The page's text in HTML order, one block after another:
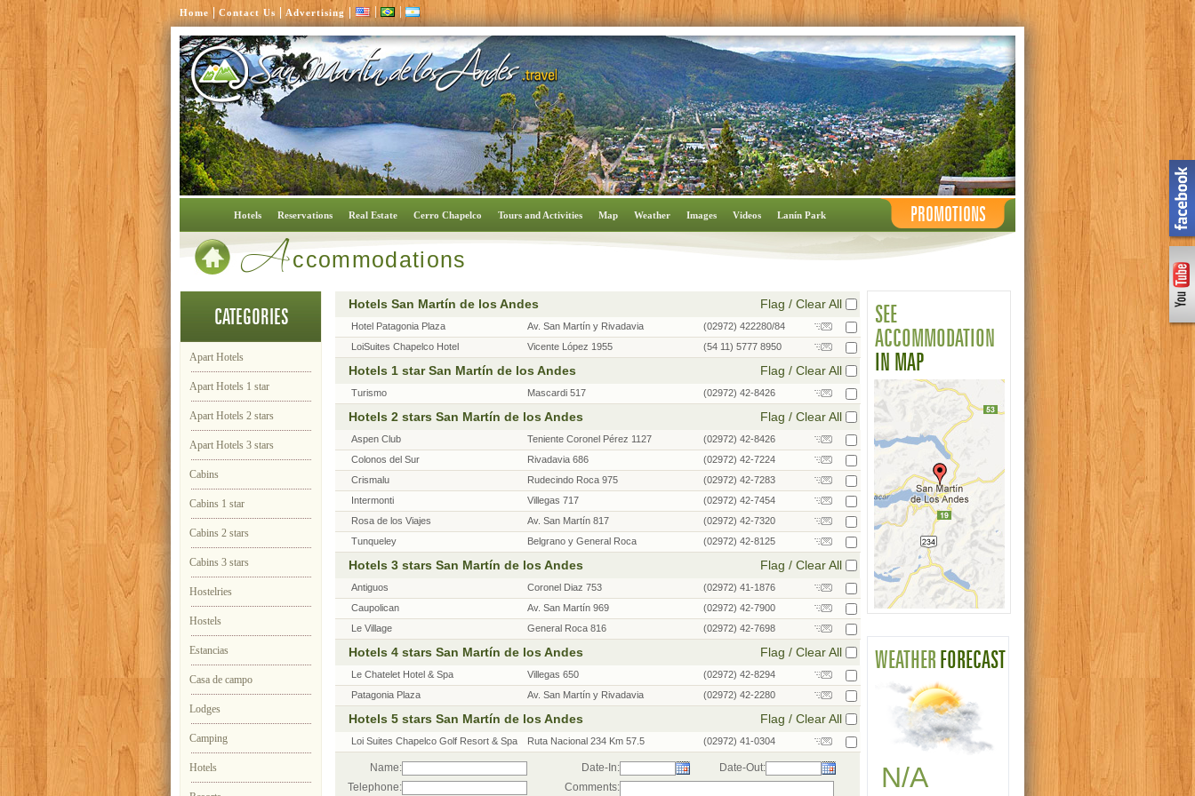
Home | Contact Us Advertising
Hotels Reservations Real Estate Cerro Chapelco Tours and Activities Map Weather Images Videos Lanín Park PROMOTIONS
Accommodations
CATEGORIES
Apart Hotels
Apart Hotels 1 star
Apart Hotels 2 stars
Apart Hotels 3 stars
Cabins
Cabins 1 star
Cabins 2 stars
Cabins 3 stars
Hostelries
Hostels
Estancias
Casa de campo
Lodges
Camping
Hotels
Hotels San Martín de los Andes Flag / Clear All
Hotel Patagonia Plaza Av. San Martín y Rivadavia
(02972) 422280/84
LoiSuites Chapelco Hotel
Vicente López 1955 (54 11) 5777 8950
Hotels 1 star San Martín de los Andes Flag / Clear All
Turismo Mascardi 517 (02972) 42-8426
Hotels 2 stars San Martín de los Andes Flag / Clear All
Aspen Club Teniente Coronel Pérez 1127
(02972) 42-8426
Colonos del Sur
Rivadavia 686
(02972) 42-7224
Crismalu
Rudecindo Roca 975
(02972) 42-7283
Intermonti
Villegas 717
(02972) 42-7454
Rosa de los Viajes
Av. San Martín 817
(02972) 42-7320
Tunqueley
Belgrano y General Roca (02972) 42-8125
Hotels 3 stars San Martín de los Andes Flag / Clear All
Antiguos Coronel Diaz 753
(02972) 41-1876
Caupolican
Av. San Martín 969
(02972) 42-7900
Le Village
General Roca 816 (02972) 42-7698
Hotels 4 stars San Martín de los Andes Flag / Clear All
Le Chatelet Hotel & Spa Villegas 650
(02972) 42-8294
Patagonia Plaza
Av. San Martín y Rivadavia (02972) 42-2280
Hotels 5 stars San Martín de los Andes Flag / Clear All
Loi Suites Chapelco Golf Resort & Spa Ruta Nacional 234 Km 57.5 (02972) 41-0304
Name:
Telephone:
Date-In:
Date-Out:
Comments:
SEE
ACCOMMODATION
IN MAP